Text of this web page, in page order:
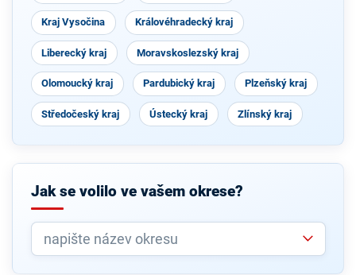
Kraj Vysočina Královéhradecký kraj
Liberecký kraj Moravskoslezský kraj
Olomoucký kraj Pardubický kraj Plzeňský kraj
Středočeský kraj Ústecký kraj Zlínský kraj
Jak se volilo ve vašem okrese?